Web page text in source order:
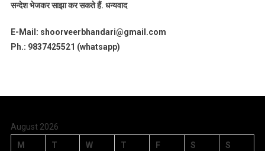
सन्देश भेजकर साझा कर सकते हैं. धन्यवाद
E-Mail: shoorveerbhandari@gmail.com
Ph.: 9837425521 (whatsapp)
August 2026
M
T W T F S S